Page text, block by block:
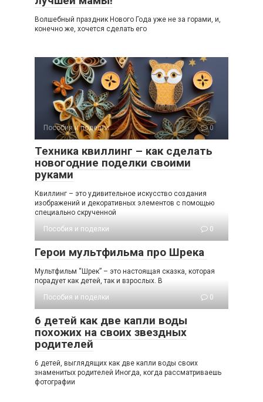
Волшебный праздник Нового Года уже не за горами, и,
конечно же, хочется сделать его
Пособия и поделки 0
Техника квиллинг – как сделать
новогодние поделки своими
руками
Квиллинг – это удивительное искусство создания
изображений и декоративных элементов с помощью
специально скрученной
Пособия и поделки
0
Герои мультфильма про Шрека
Мультфильм “Шрек” – это настоящая сказка, которая
порадует как детей, так и взрослых. В
Пособия и поделки
0
6 детей как две капли воды
похожих на своих звездных
родителей
6 детей, выглядящих как две капли воды своих
знаменитых родителей Иногда, когда рассматриваешь
фотографии